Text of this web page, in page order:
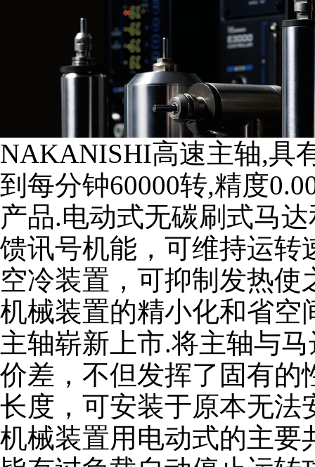
NAKANISHI高速主轴,具
到每分钟60000转,精度
产品.电动式无碳刷式马
馈讯号机能，可维持运转
空冷装置，可抑制发热
机械装置的精小化和省空
主轴崭新上市.将主轴与
价差，不但发挥了固有的
长度，可安装于原本无法
机械装置用电动式的主